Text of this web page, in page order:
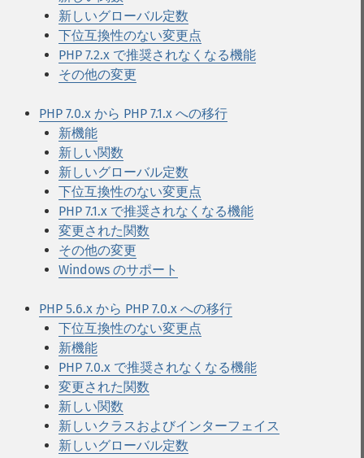
新しいグローバル定数
下位互換性のない変更点
PHP 7.2.x で推奨されなくなる機能
その他の変更
PHP 7.0.x から PHP 7.1.x への移行
新機能
新しい関数
新しいグローバル定数
下位互換性のない変更点
PHP 7.1.x で推奨されなくなる機能
変更された関数
その他の変更
Windows のサポート
PHP 5.6.x から PHP 7.0.x への移行
下位互換性のない変更点
新機能
PHP 7.0.x で推奨されなくなる機能
変更された関数
新しい関数
新しいクラスおよびインターフェイス
新しいグローバル定数